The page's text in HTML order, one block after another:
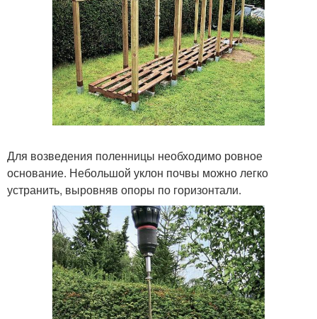
Для возведения поленницы необходимо ровное
основание. Небольшой уклон почвы можно легко
устранить, выровняв опоры по горизонтали.